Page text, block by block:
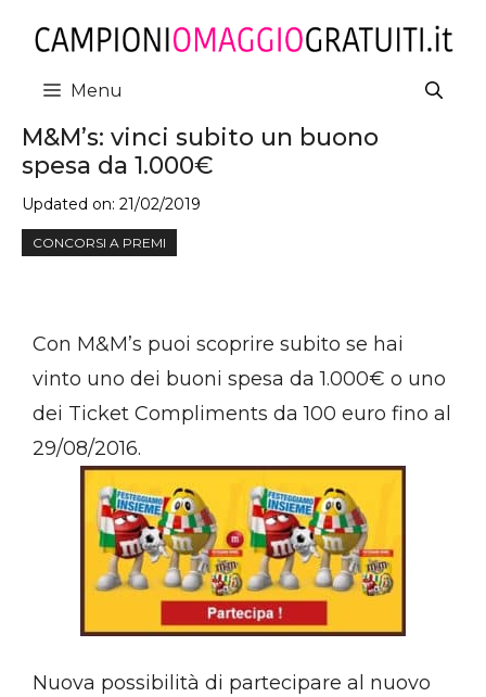
contenuto
Menu
M&M’s: vinci subito un buono
spesa da 1.000€
Updated on: 21/02/2019
CONCORSI A PREMI
Con M&M’s puoi scoprire subito se hai
vinto uno dei buoni spesa da 1.000€ o uno
dei Ticket Compliments da 100 euro fino al
29/08/2016.
Nuova possibilità di partecipare al nuovo